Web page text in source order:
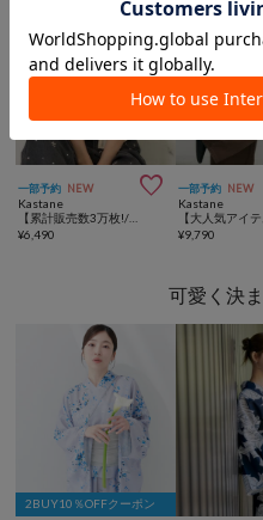
一部予約 NEW 
Kastane
¥6,490
一部予約 NEW
Kastane
¥9,790
可愛く決
2BUY10％OFFクーポン